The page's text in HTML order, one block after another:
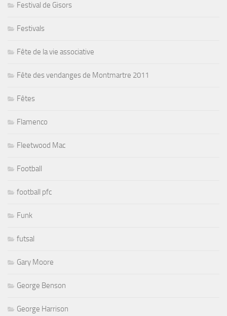
Festival de Gisors
Festivals
Fête de la vie associative
Fête des vendanges de Montmartre 2011
Fêtes
Flamenco
Fleetwood Mac
Football
football pfc
Funk
futsal
Gary Moore
George Benson
George Harrison